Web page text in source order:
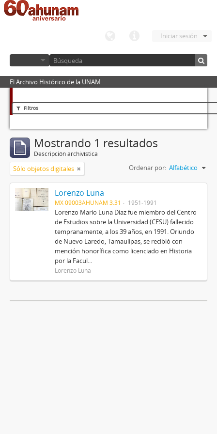
Iniciar sesión
El Archivo Histórico de la UNAM
Filtros
Mostrando 1 resultados
Descripción archivística
Sólo objetos digitales Ordenar por: Alfabético
Lorenzo Luna
MX 09003AHUNAM 3.31 1951-1991
Lorenzo Mario Luna Díaz fue miembro del Centro
de Estudios sobre la Universidad (CESU) fallecido
tempranamente, a los 39 años, en 1991. Oriundo
de Nuevo Laredo, Tamaulipas, se recibió con
mención honorífica como licenciado en Historia
por la Facul...
Lorenzo Luna